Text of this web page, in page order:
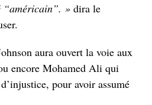
“américain”. »dira le
aura ouvert la voie aux
encore Mohamed Ali qui
pour avoir assumé